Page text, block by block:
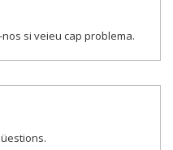
si veieu cap problema.